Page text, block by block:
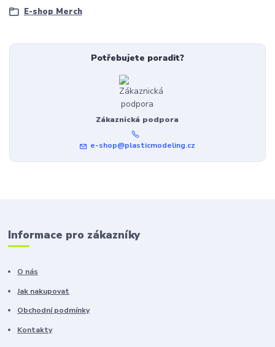
E-shop Merch
Potřebujete poradit?
Zákaznická podpora
e-shop@plasticmodeling.cz
Informace pro zákazníky
O nás
Jak nakupovat
Obchodní podmínky
Kontakty